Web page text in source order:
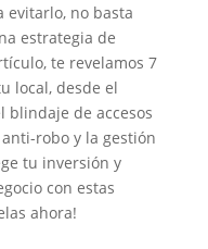
evitarlo, no basta
estrategia de
te revelamos 7
local, desde el
blindaje de accesos
robo y la gestión
tu inversión y
con estas
ahora!